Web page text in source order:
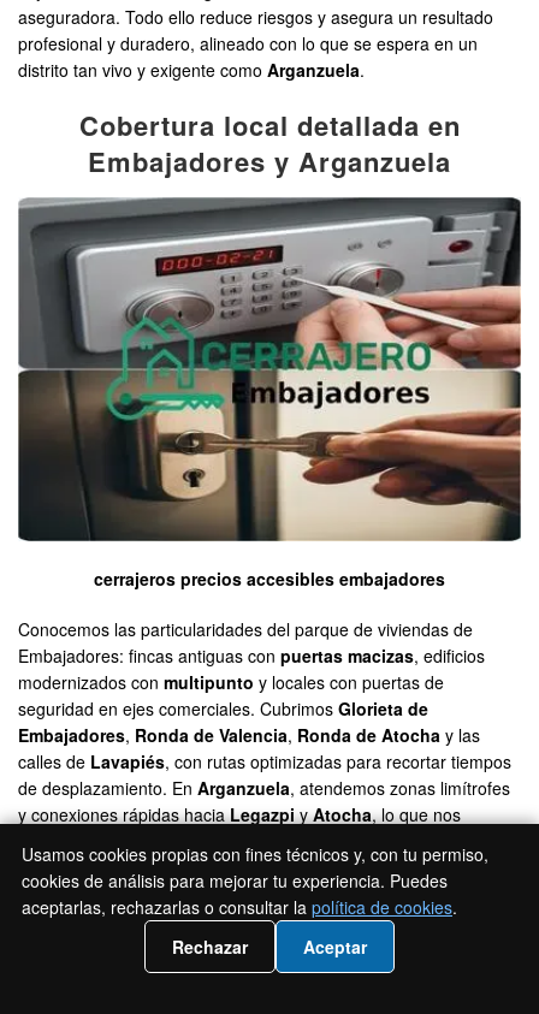
aseguradora. Todo ello reduce riesgos y asegura un resultado
profesional y duradero, alineado con lo que se espera en un
distrito tan vivo y exigente como Arganzuela.
Cobertura local detallada en
Embajadores y Arganzuela
cerrajeros precios accesibles embajadores
Conocemos las particularidades del parque de viviendas de
Embajadores: fincas antiguas con puertas macizas, edificios
modernizados con multipunto y locales con puertas de
seguridad en ejes comerciales. Cubrimos Glorieta de
Embajadores, Ronda de Valencia, Ronda de Atocha y las
calles de Lavapiés, con rutas optimizadas para recortar tiempos
de desplazamiento. En Arganzuela, atendemos zonas limítrofes
y conexiones rápidas haciaLegazpiyAtocha, lo que nos
espera.
Esta proximidad garantizadisponibilidad realy piezas a mano
para resolver la mayoría de incidencias en una sola visita. Y no
solo llegamos rápido; llegamos con criterio: estudiamos los
📲 Llámanos 919930162
Usamos cookies propias con fines técnicos y, con tu permiso,
cookies de análisis para mejorar tu experiencia. Puedes
aceptarlas, rechazarlas o consultar la política de cookies.
Rechazar
Aceptar